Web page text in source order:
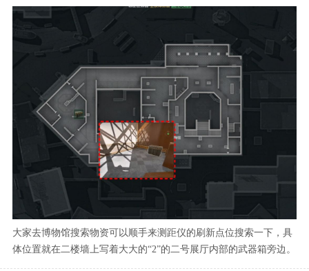
大家去博物馆搜索物资可以顺手来测距仪的刷新点位搜索一下，具
体位置就在二楼墙上写着大大的“2”的二号展厅内部的武器箱旁边。